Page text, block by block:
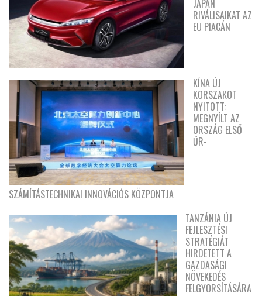
JAPÁN
RIVÁLISAIKAT AZ
EU PIACÁN
KÍNA ÚJ
KORSZAKOT
NYITOTT:
MEGNYÍLT AZ
ORSZÁG ELSŐ
ŰR-
SZÁMÍTÁSTECHNIKAI INNOVÁCIÓS KÖZPONTJA
TANZÁNIA ÚJ
FEJLESZTÉSI
STRATÉGIÁT
HIRDETETT A
GAZDASÁGI
NÖVEKEDÉS
FELGYORSÍTÁSÁRA